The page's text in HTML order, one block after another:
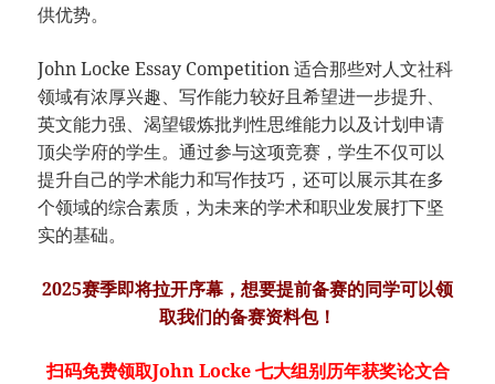
供优势。
John Locke Essay Competition 适合那些对人文社科
领域有浓厚兴趣、写作能力较好且希望进一步提升、
英文能力强、渴望锻炼批判性思维能力以及计划申请
顶尖学府的学生。通过参与这项竞赛，学生不仅可以
提升自己的学术能力和写作技巧，还可以展示其在多
个领域的综合素质，为未来的学术和职业发展打下坚
实的基础。
2025赛季即将拉开序幕，想要提前备赛的同学可以领
取我们的备赛资料包！
扫码免费领取John Locke 七大组别历年获奖论文合